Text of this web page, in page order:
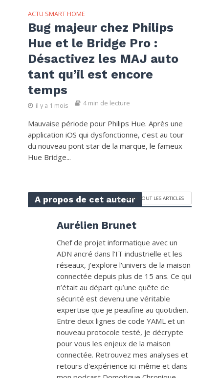
ACTU SMART HOME
Bug majeur chez Philips
Hue et le Bridge Pro :
Désactivez les MAJ auto
tant qu’il est encore
temps
il y a 1 mois 4 min de lecture
Mauvaise période pour Philips Hue. Après une
application iOS qui dysfonctionne, c’est au tour
du nouveau pont star de la marque, le fameux
Hue Bridge...
A propos de cet auteurVOIR TOUT LES ARTICLES
Aurélien Brunet
Chef de projet informatique avec un
ADN ancré dans l’IT industrielle et les
réseaux, j'explore l'univers de la maison
connectée depuis plus de 15 ans. Ce qui
n’était au départ qu’une quête de
sécurité est devenu une véritable
expertise que je peaufine au quotidien.
Entre deux lignes de code YAML et un
nouveau protocole testé, je décrypte
pour vous les enjeux de la maison
connectée. Retrouvez mes analyses et
retours d'expérience ici-même et dans